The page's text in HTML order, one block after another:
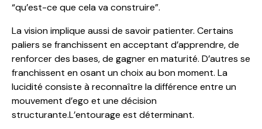
“qu’est-ce que cela va construire”.
La vision implique aussi de savoir patienter. Certains
paliers se franchissent en acceptant d’apprendre, de
renforcer des bases, de gagner en maturité. D’autres se
franchissent en osant un choix au bon moment. La
lucidité consiste à reconnaître la différence entre un
mouvement d’ego et une décision
structurante.L’entourage est déterminant.